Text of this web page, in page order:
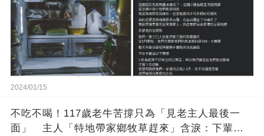
2024/01/15
不吃不喝！117歲老牛苦撐只為「見老主人最後一
面」 主人「特地帶家鄉牧草趕來」含淚：下輩子